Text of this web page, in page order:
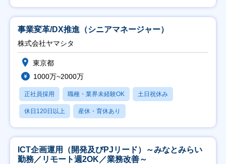
事業変革/DX推進（シニアマネージャー）
株式会社ヤマシタ
東京都
1000万~2000万
正社員採用 職種・業界未経験OK 土日祝休み
休日120日以上 産休・育休あり
ICT企画運用（開発及びPJリード）～みなとみらい
勤務／リモート週2OK／業務改善～